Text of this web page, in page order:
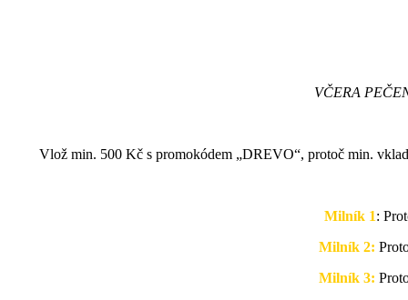
VČERA
Vlož min. 500 Kč s promokódem „DREVO“, protoč min.
Milník 1:
Milník 2:
Milník 3: